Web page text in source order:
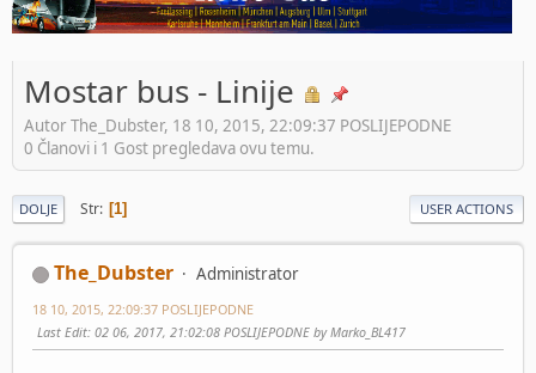
Mostar bus - Linije
Autor The_Dubster, 18 10, 2015, 22:09:37 POSLIJEPODNE
0 Članovi i 1 Gost pregledava ovu temu.
DOLJE Str 1 USER ACTIONS
The_Dubster Administrator
18 10, 2015, 22:09:37 POSLIJEPODNE
Last Edit: 02 06, 2017, 21:02:08 POSLIJEPODNE by Marko_BL417